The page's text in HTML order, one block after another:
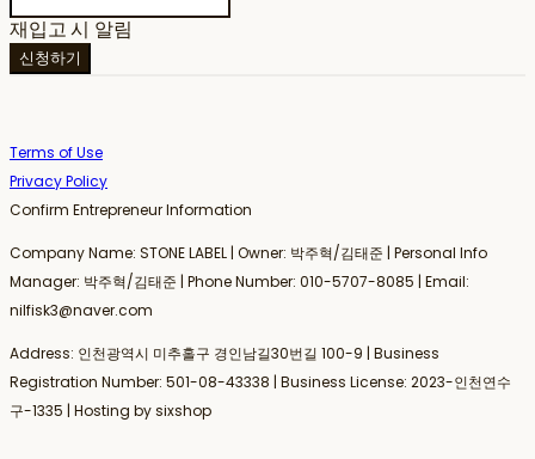
재입고 시 알림
신청하기
Terms of Use
Privacy Policy
Confirm Entrepreneur Information
Company Name: STONE LABEL | Owner: 박주혁/김태준 | Personal Info
Manager: 박주혁/김태준 | Phone Number: 010-5707-8085 | Email:
nilfisk3@naver.com
Address: 인천광역시 미추홀구 경인남길30번길 100-9 | Business
Registration Number: 501-08-43338 | Business License: 2023-인천연수
구-1335 | Hosting by sixshop